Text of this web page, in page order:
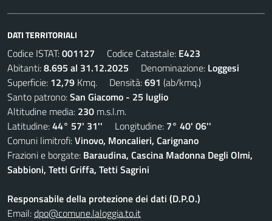
DATI TERRITORIALI
Codice ISTAT:001127 Codice Catastale: E423
Abitanti:8.695 al 31.12.2025 Denominazione: Loggesi
Superficie: 12,79 Kmq. Densità:691 (ab/kmq.)
Santo patrono:San Giacomo - 25 luglio
Altitudine media: 230 m.s.l.m.
Latitudine:44° 57' 31'' Longitudine: 7° 40' 06''
Comuni limitrofi:Vinovo, Moncalieri, Carignano
Frazioni e borgate: Baraudina, Cascina Madonna Degli Olmi,
Sabbioni, Tetti Griffa, Tetti Sagrini
Responsabile della protezione dei dati (D.P.O.)
Email:dpo@comune.laloggia.to.it